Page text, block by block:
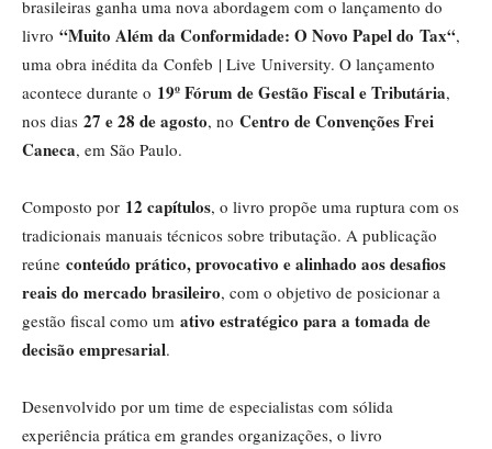
brasileiras ganha uma nova abordagem com o lançamento do
livro “Muito Além da Conformidade: O Novo Papel do Tax“,
uma obra inédita da Confeb | Live University. O lançamento
acontece durante o 19º Fórum de Gestão Fiscal e Tributária,
nos dias 27 e 28 de agosto, no Centro de Convenções Frei
Caneca, em São Paulo.
Composto por 12 capítulos, o livro propõe uma ruptura com os
tradicionais manuais técnicos sobre tributação. A publicação
reúne conteúdo prático, provocativo e alinhado aos desafios
reais do mercado brasileiro, com o objetivo de posicionar a
gestão fiscal como um ativo estratégico para a tomada de
decisão empresarial.
Desenvolvido por um time de especialistas com sólida
experiência prática em grandes organizações, o livro